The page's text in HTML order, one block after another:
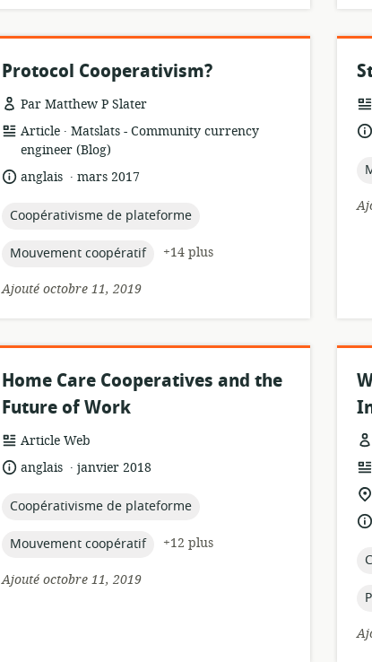
Protocol Cooperativism?
Par Matthew P Slater
Format
de
ressource:
Article .
éditeur:
Matslats - Community currency
engineer (Blog)
langue:
anglais .
date
publication:
mars 2017
topic:
Coopérativisme de plateforme
topic:
Mouvement coopératif
+14 plus
Ajouté octobre 11, 2019
Home Care Cooperatives and the
Future of Work
Format
ressource:
Article Web
langue:
anglais .
date
publication:
janvier 2018
topic:
Coopérativisme de plateforme
topic:
Mouvement coopératif
+12 plus
Ajouté octobre 11, 2019